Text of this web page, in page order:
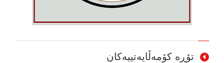
تۆڕە کۆمەڵایەتییەکان